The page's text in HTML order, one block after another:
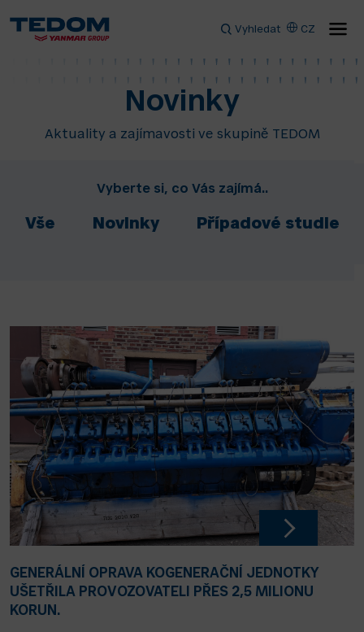
Vyhledat CZ
Novinky
Aktuality a zajímavosti ve skupině TEDOM
Vyberte si, co Vás zajímá..
Vše Novinky Případové studie
GENERÁLNÍ OPRAVA KOGENERAČNÍ JEDNOTKY
UŠETŘILA PROVOZOVATELI PŘES 2,5 MILIONU
KORUN.